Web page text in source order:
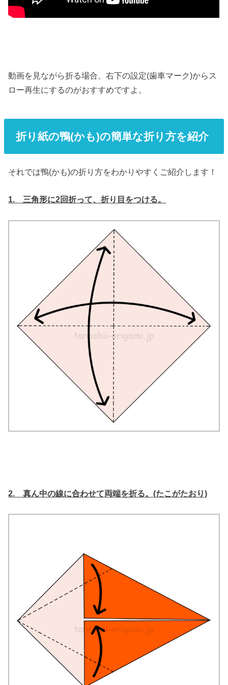
動画を見ながら折る場合、右下の設定(歯車マーク)からス
ロー再生にするのがおすすめですよ。
折り紙の鴨(かも)の簡単な折り方を紹介
それでは鴨(かも)の折り方をわかりやすくご紹介します！
1. 三角形に2回折って、折り目をつける。
2. 真ん中の線に合わせて両端を折る。(たこがたおり)